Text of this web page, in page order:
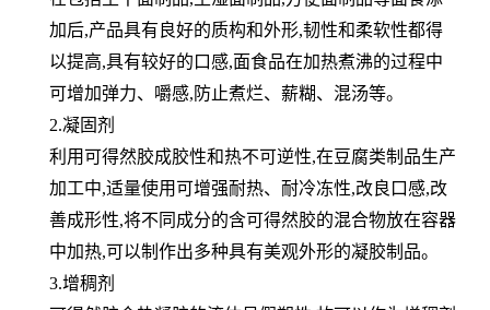
加后,产品具有良好的质构和外形,韧性和柔软性都得
以提高,具有较好的口感,面食品在加热煮沸的过程中
可增加弹力、嚼感,防止煮烂、薪糊、混汤等。
2.凝固剂
利用可得然胶成胶性和热不可逆性,在豆腐类制品生产
加工中,适量使用可增强耐热、耐冷冻性,改良口感,改
善成形性,将不同成分的含可得然胶的混合物放在容器
中加热,可以制作出多种具有美观外形的凝胶制品。
3.增稠剂